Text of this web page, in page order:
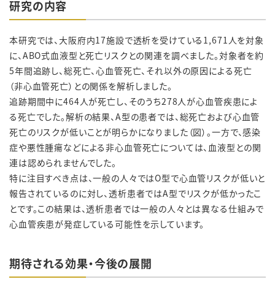
研究の内容
本研究では、大阪府内17施設で透析を受けている1,671人を対象
に、ABO式血液型と死亡リスクとの関連を調べました。対象者を約
5年間追跡し、総死亡、心血管死亡、それ以外の原因による死亡
（非心血管死亡）との関係を解析しました。
追跡期間中に464人が死亡し、そのうち278人が心血管疾患によ
る死亡でした。解析の結果、A型の患者では、総死亡および心血管
死亡のリスクが低いことが明らかになりました（図）。一方で、感染
症や悪性腫瘍などによる非心血管死亡については、血液型との関
連は認められませんでした。
特に注目すべき点は、一般の人々ではO型で心血管リスクが低いと
報告されているのに対し、透析患者ではA型でリスクが低かったこ
とです。この結果は、透析患者では一般の人々とは異なる仕組みで
心血管疾患が発症している可能性を示しています。
期待される効果・今後の展開